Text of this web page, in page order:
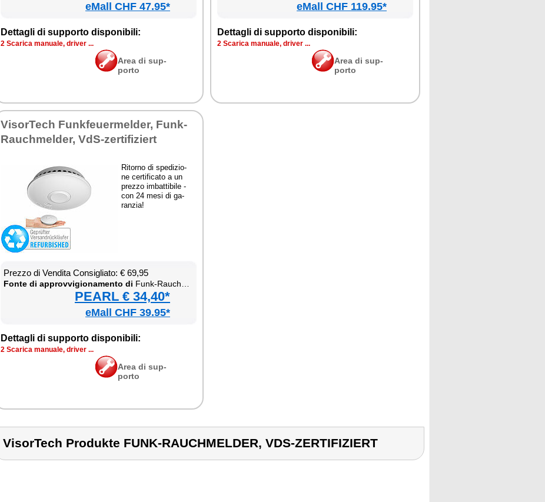
eMall CHF 47.95*
Det­ta­gli di sup­por­to di­spo­ni­bi­li:
2 Sca­ri­ca ma­nua­le, dri­ver ...
Area di sup­
por­to
eMall CHF 119.95*
Det­ta­gli di sup­por­to di­spo­ni­bi­li:
2 Sca­ri­ca ma­nua­le, dri­ver ...
Area di sup­
por­to
Vi­sor­Te­ch Funk­feuer­mel­der, Funk-
Rau­ch­mel­der, VdS-zer­ti­fi­ziert
Ri­tor­no di spe­di­zio­
ne cer­ti­fi­ca­to a un
prez­zo im­bat­ti­bi­le -
con 24 me­si di ga­
ran­zia!
Prez­zo di Ven­di­ta Con­si­glia­to: € 69,95
Fon­te di ap­prov­vi­gio­na­men­to di Funk-Rau­ch­mel­der, VdS-zer­ti­fi­ziert
PEARL € 34,40*
eMall CHF 39.95*
Det­ta­gli di sup­por­to di­spo­ni­bi­li:
2 Sca­ri­ca ma­nua­le, dri­ver ...
Area di sup­
por­to
VisorTech Produkte FUNK-RAUCHMELDER, VDS-ZERTIFIZIERT